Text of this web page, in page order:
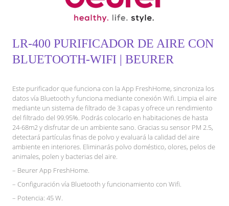
LR-400 PURIFICADOR DE AIRE CON
BLUETOOTH-WIFI | BEURER
Este purificador que funciona con la App FreshHome, sincroniza los
datos vía Bluetooth y funciona mediante conexión Wifi. Limpia el aire
mediante un sistema de filtrado de 3 capas y ofrece un rendimiento
del filtrado del 99.95%. Podrás colocarlo en habitaciones de hasta
24-68m2 y disfrutar de un ambiente sano. Gracias su sensor PM 2.5,
detectará partículas finas de polvo y evaluará la calidad del aire
ambiente en interiores. Eliminarás polvo doméstico, olores, pelos de
animales, polen y bacterias del aire.
– Beurer App FreshHome.
– Configuración vía Bluetooth y funcionamiento con Wifi.
– Potencia: 45 W.